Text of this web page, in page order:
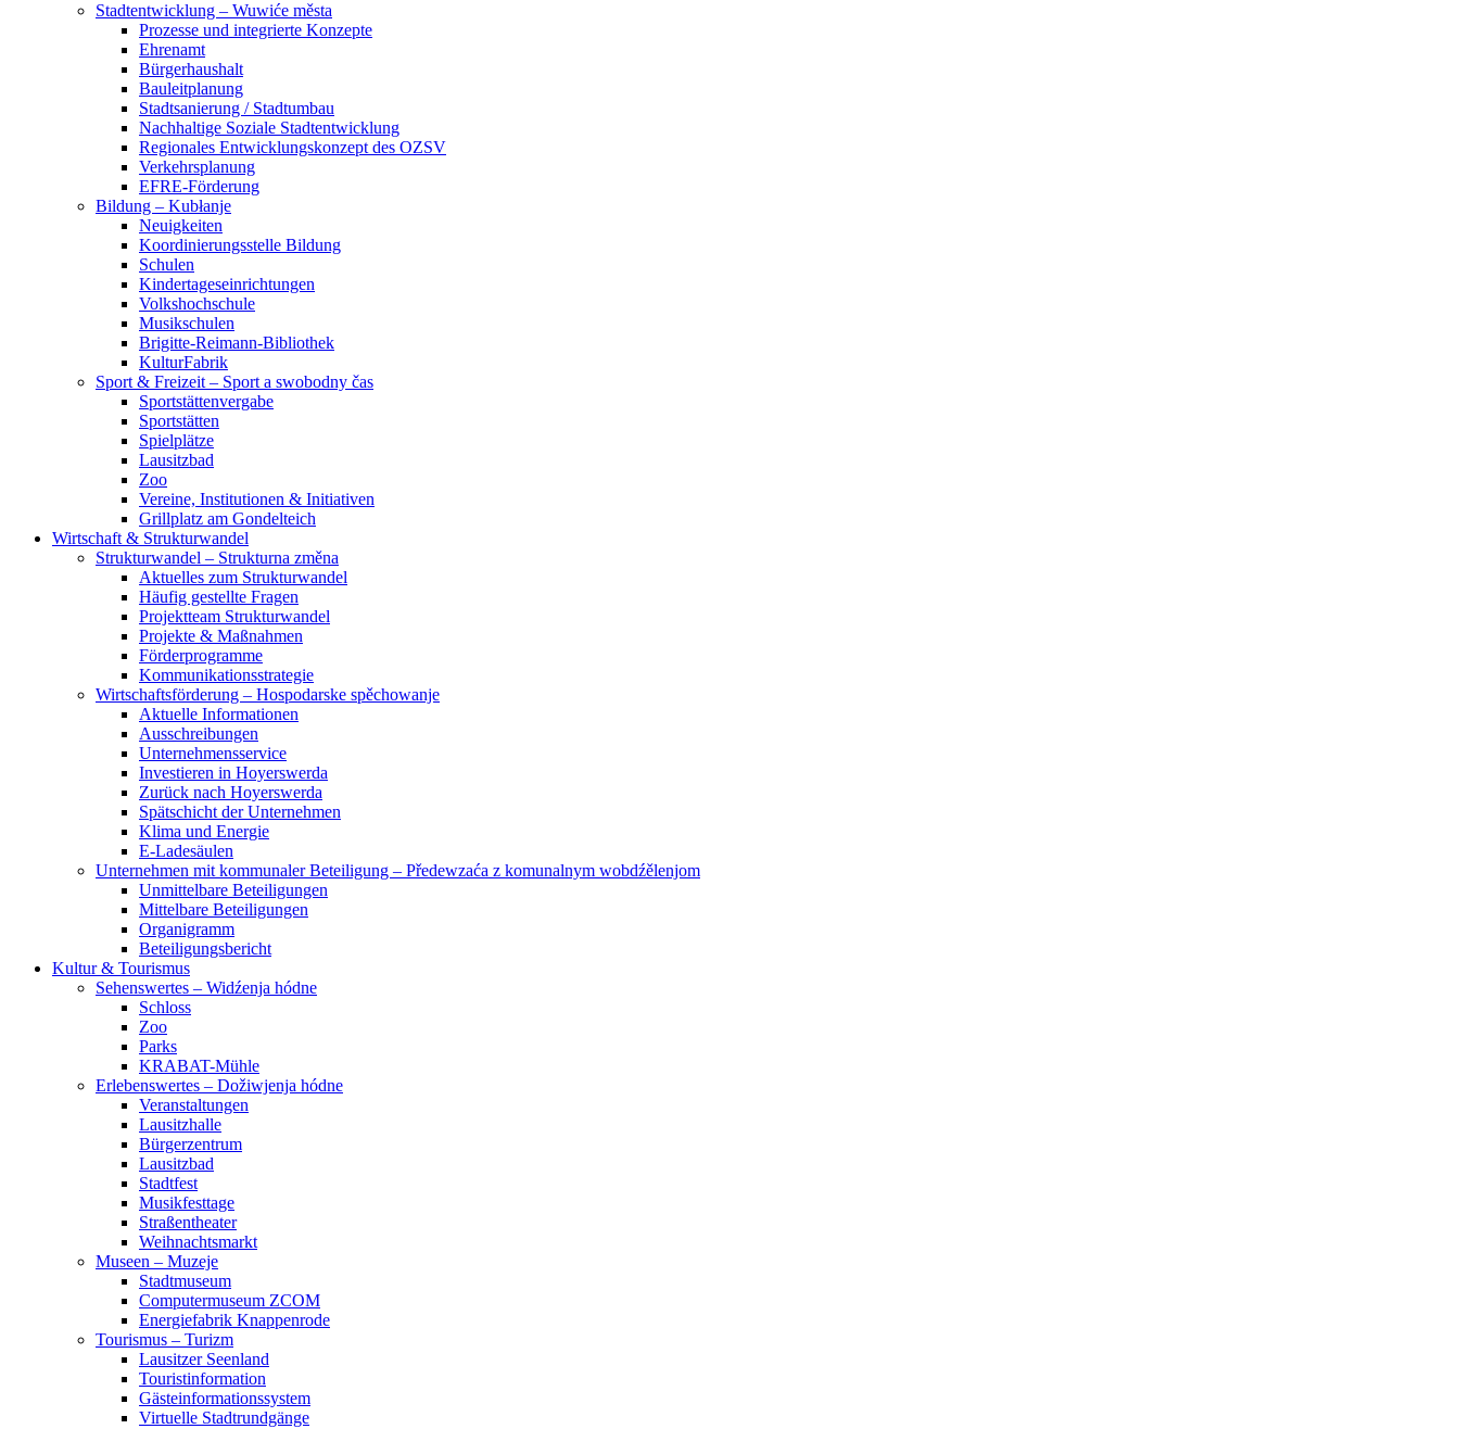
Stadtentwicklung – Wuwiće města
Prozesse und integrierte Konzepte
Ehrenamt
Bürgerhaushalt
Bauleitplanung
Stadtsanierung / Stadtumbau
Nachhaltige Soziale Stadtentwicklung
Regionales Entwicklungskonzept des OZSV
Verkehrsplanung
EFRE-Förderung
Bildung – Kubłanje
Neuigkeiten
Koordinierungsstelle Bildung
Schulen
Kindertageseinrichtungen
Volkshochschule
Musikschulen
Brigitte-Reimann-Bibliothek
KulturFabrik
Sport & Freizeit – Sport a swobodny čas
Sportstättenvergabe
Sportstätten
Spielplätze
Lausitzbad
Zoo
Vereine, Institutionen & Initiativen
Grillplatz am Gondelteich
Wirtschaft & Strukturwandel
Strukturwandel – Strukturna změna
Aktuelles zum Strukturwandel
Häufig gestellte Fragen
Projektteam Strukturwandel
Projekte & Maßnahmen
Förderprogramme
Kommunikationsstrategie
Wirtschaftsförderung – Hospodarske spěchowanje
Aktuelle Informationen
Ausschreibungen
Unternehmensservice
Investieren in Hoyerswerda
Zurück nach Hoyerswerda
Spätschicht der Unternehmen
Klima und Energie
E-Ladesäulen
Unternehmen mit kommunaler Beteiligung – Předewzaća z komunalnym wobdźělenjom
Unmittelbare Beteiligungen
Mittelbare Beteiligungen
Organigramm
Beteiligungsbericht
Kultur & Tourismus
Sehenswertes – Widźenja hódne
Schloss
Zoo
Parks
KRABAT-Mühle
Erlebenswertes – Dožiwjenja hódne
Veranstaltungen
Lausitzhalle
Bürgerzentrum
Lausitzbad
Stadtfest
Musikfesttage
Straßentheater
Weihnachtsmarkt
Museen – Muzeje
Stadtmuseum
Computermuseum ZCOM
Energiefabrik Knappenrode
Tourismus – Turizm
Lausitzer Seenland
Touristinformation
Gästeinformationssystem
Virtuelle Stadtrundgänge